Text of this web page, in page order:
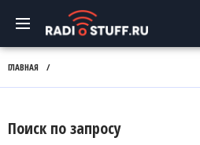
ГЛАВНАЯ /
Поиск по запросу